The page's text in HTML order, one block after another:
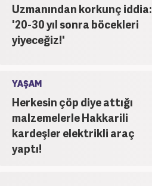
Uzmanından korkunç iddia:
'20-30 yıl sonra böcekleri
yiyeceğiz!'
YAŞAM
Herkesin çöp diye attığı
malzemelerle Hakkarili
kardeşler elektrikli araç
yaptı!